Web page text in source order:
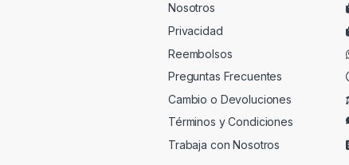
Nosotros
Privacidad
Reembolsos
Preguntas Frecuentes
Cambio o Devoluciones
Términos y Condiciones
Trabaja con Nosotros